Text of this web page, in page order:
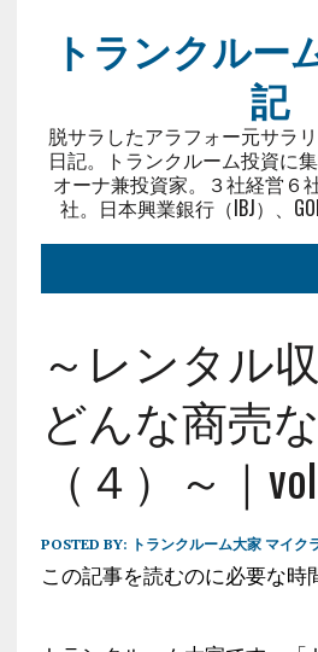
トランクルー
記
脱サラしたアラフォー元サラ
日記。トランクルーム投資に
オーナ兼投資家。３社経営６
社。日本興業銀行（IBJ）、
～レンタル
どんな商売
（４）～｜
POSTED BY: トランクルーム大家 マイク
この記事を読むのに必要な時